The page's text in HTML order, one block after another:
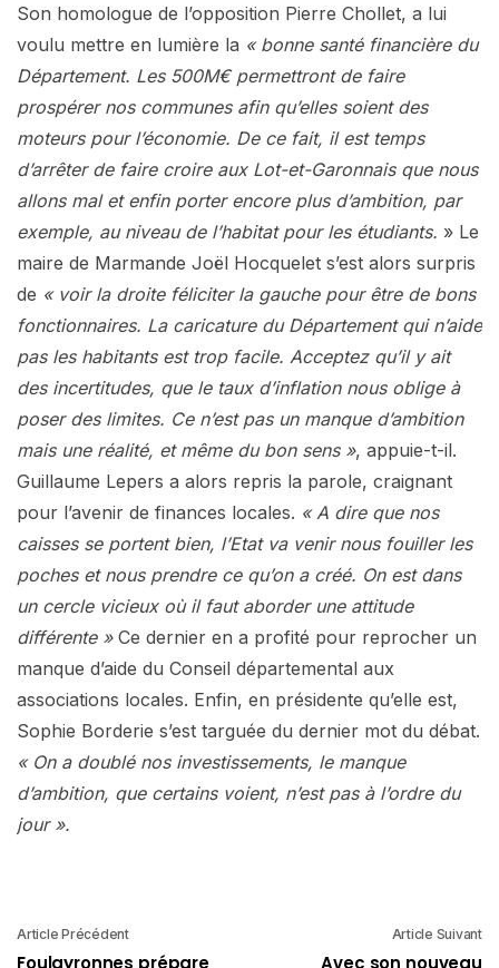
Son homologue de l’opposition Pierre Chollet, a lui
voulu mettre en lumière la « bonne santé financière du
Département. Les 500M€ permettront de faire
prospérer nos communes afin qu’elles soient des
moteurs pour l’économie. De ce fait, il est temps
d’arrêter de faire croire aux Lot-et-Garonnais que nous
allons mal et enfin porter encore plus d’ambition, par
exemple, au niveau de l’habitat pour les étudiants. » Le
maire de Marmande Joël Hocquelet s’est alors surpris
de « voir la droite féliciter la gauche pour être de bons
fonctionnaires. La caricature du Département qui n’aide
pas les habitants est trop facile. Acceptez qu’il y ait
des incertitudes, que le taux d’inflation nous oblige à
poser des limites. Ce n’est pas un manque d’ambition
mais une réalité, et même du bon sens », appuie-t-il.
Guillaume Lepers a alors repris la parole, craignant
pour l’avenir de finances locales. « A dire que nos
caisses se portent bien, l’Etat va venir nous fouiller les
poches et nous prendre ce qu’on a créé. On est dans
un cercle vicieux où il faut aborder une attitude
différente » Ce dernier en a profité pour reprocher un
manque d’aide du Conseil départemental aux
associations locales. Enfin, en présidente qu’elle est,
Sophie Borderie s’est targuée du dernier mot du débat.
« On a doublé nos investissements, le manque
d’ambition, que certains voient, n’est pas à l’ordre du
jour ».
Article Précédent
Foulayronnes prépare
Article Suivant
Avec son nouveau